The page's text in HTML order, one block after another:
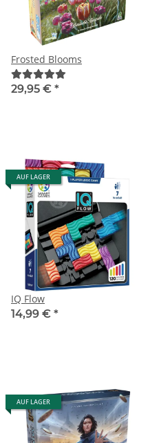
Frosted Blooms
29,95 € *
AUF LAGER
IQ Flow
14,99 € *
AUF LAGER